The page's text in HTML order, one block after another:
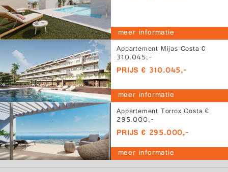
meer informatie
Appartement Mijas Costa €
310.045,-
PRIJS € 310.045,-
meer informatie
Appartement Torrox Costa €
295.000,-
PRIJS € 295.000,-
meer informatie